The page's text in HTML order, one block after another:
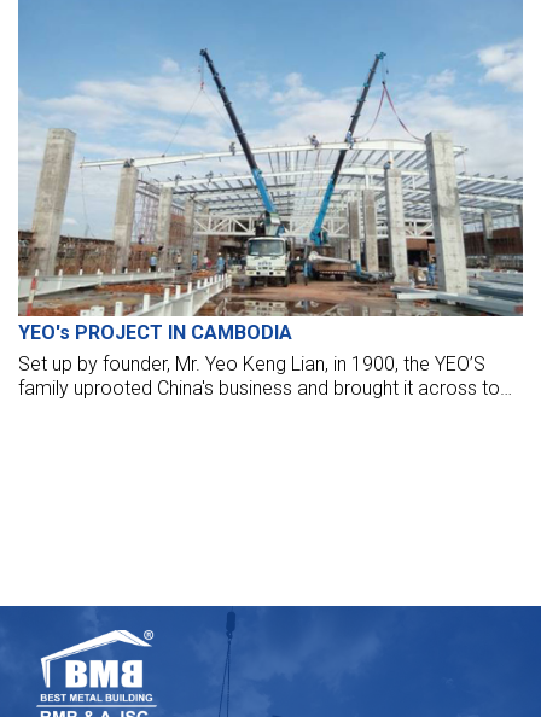
YEO's PROJECT IN CAMBODIA
Set up by founder, Mr. Yeo Keng Lian, in 1900, the YEO’S
family uprooted China's business and brought it across to